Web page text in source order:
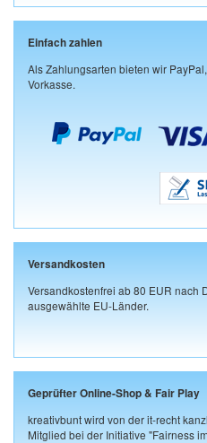
Einfach zahlen
Als Zahlungsarten bieten wir
Vorkasse.
Versandkosten
Versandkostenfrei ab 80 EUR nach
ausgewählte EU-Länder.
Geprüfter Online-Shop & Fair Play
kreativbunt wird von der it-recht
Mitglied bei der Initiative "Fairness